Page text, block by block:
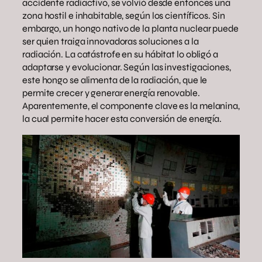
accidente radiactivo, se volvió desde entonces una
zona hostil e inhabitable, según los científicos. Sin
embargo, un hongo nativo de la planta nuclear puede
ser quien traiga innovadoras soluciones a la
radiación. La catástrofe en su hábitat lo obligó a
adaptarse y evolucionar. Según las investigaciones,
este hongo se alimenta de la radiación, que le
permite crecer y generar energía renovable.
Aparentemente, el componente clave es la melanina,
la cual permite hacer esta conversión de energía.